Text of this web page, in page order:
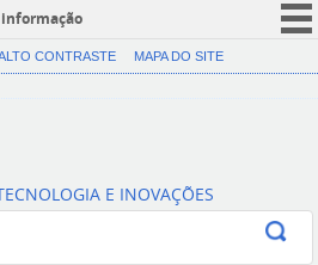
informação
CORONAVÍRUS (COVID-19)
Canais
CONTRASTE MAPA DO SITE
E INOVAÇÕES